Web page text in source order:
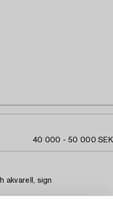
40 000 - 50 000 SEK
akvarell, sign